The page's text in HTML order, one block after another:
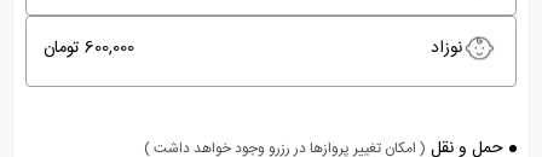
نوزاد 600,000 تومان
حمل و نقل ( امکان تغییر پروازها در رزرو وجود خواهد داشت )